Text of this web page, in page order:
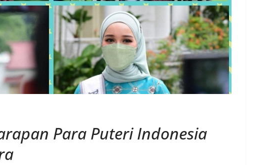
Para Puteri Indonesia